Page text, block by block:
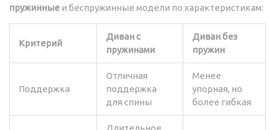
пружинные и беспружинные модели по характеристикам:
Критерий
Диван с
пружинами
Диван без
пружин
Поддержка
Отличная
поддержка
для спины
Менее
упорная, но
более гибкая
Длительное